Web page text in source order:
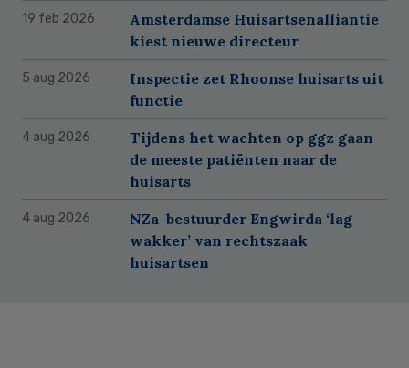
19 feb 2026
Amsterdamse Huisartsenalliantie
kiest nieuwe directeur
5 aug 2026
Inspectie zet Rhoonse huisarts uit
functie
4 aug 2026
Tijdens het wachten op ggz gaan
de meeste patiënten naar de
huisarts
4 aug 2026
NZa-bestuurder Engwirda ‘lag
wakker’ van rechtszaak
huisartsen